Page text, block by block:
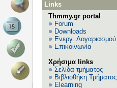
Links
Thmmy.gr portal
Forum
Downloads
Ενεργ. Λογαριασμού
Επικοινωνία
Χρήσιμα links
Σελίδα τμήματος
Βιβλιοθήκη Τμήματος
Elearning